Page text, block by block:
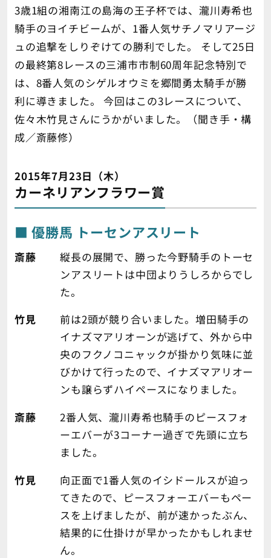
3歳1組の湘南江の島海の王子杯では、瀧川寿希也
騎手のヨイチビームが、1番人気サチノマリアージ
ュの追撃をしりぞけての勝利でした。 そして25日
の最終第8レースの三浦市市制60周年記念特別で
は、8番人気のシゲルオウミを郷間勇太騎手が勝
利に導きました。 今回はこの3レースについて、
佐々木竹見さんにうかがいました。（聞き手・構
成／斎藤修）
2015年7月23日（木）
カーネリアンフラワー賞
優勝馬 トーセンアスリート
斎藤
縦長の展開で、勝った今野騎手のトーセ
ンアスリートは中団よりうしろからでし
た。
竹見
前は2頭が競り合いました。増田騎手の
イナズマアリオーンが逃げて、外から中
央のフクノコニャックが掛かり気味に並
びかけて行ったので、イナズマアリオー
ンも譲らずハイペースになりました。
斎藤
2番人気、瀧川寿希也騎手のピースフォ
ーエバーが3コーナー過ぎで先頭に立ち
ました。
竹見
向正面で1番人気のイシドールスが迫っ
てきたので、ピースフォーエバーもペー
スを上げましたが、前が速かったぶん、
結果的に仕掛けが早かったかもしれませ
ん。